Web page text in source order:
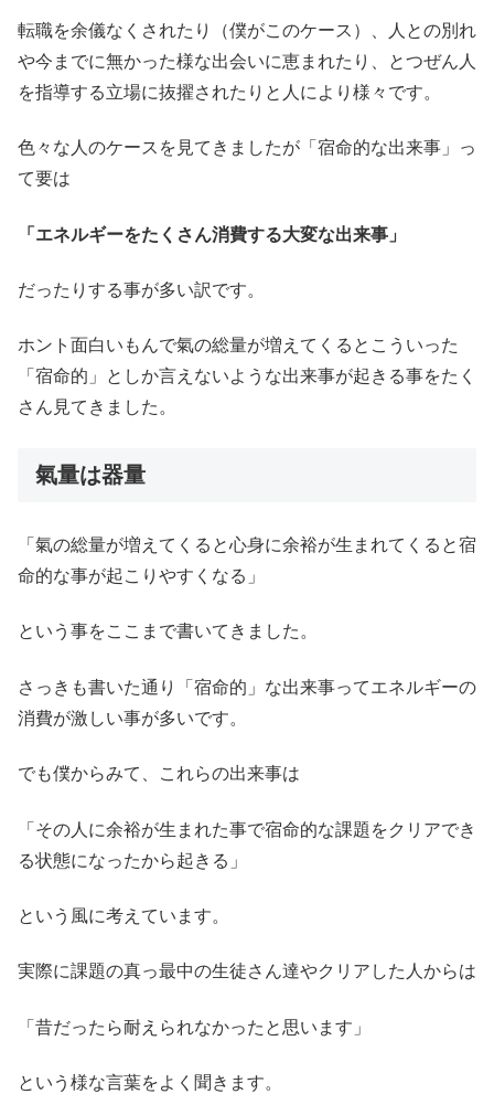
転職を余儀なくされたり（僕がこのケース）、人との別れ
や今までに無かった様な出会いに恵まれたり、とつぜん人
を指導する立場に抜擢されたりと人により様々です。
色々な人のケースを見てきましたが「宿命的な出来事」っ
て要は
「エネルギーをたくさん消費する大変な出来事」
だったりする事が多い訳です。
ホント面白いもんで氣の総量が増えてくるとこういった
「宿命的」としか言えないような出来事が起きる事をたく
さん見てきました。
氣量は器量
「氣の総量が増えてくると心身に余裕が生まれてくると宿
命的な事が起こりやすくなる」
という事をここまで書いてきました。
さっきも書いた通り「宿命的」な出来事ってエネルギーの
消費が激しい事が多いです。
でも僕からみて、これらの出来事は
「その人に余裕が生まれた事で宿命的な課題をクリアでき
る状態になったから起きる」
という風に考えています。
実際に課題の真っ最中の生徒さん達やクリアした人からは
「昔だったら耐えられなかったと思います」
という様な言葉をよく聞きます。